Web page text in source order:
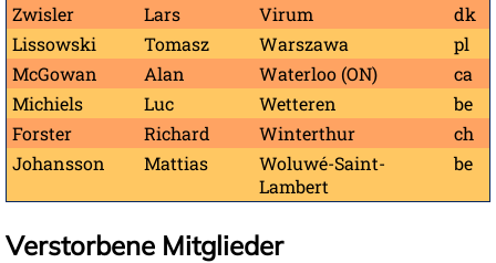
Zwisler
Lars Virum
dk
Lissowski
Tomasz Warszawa
pl
McGowan
Alan Waterloo (ON)
ca
Michiels
Luc Wetteren
be
Forster
Richard Winterthur
ch
Johansson
Mattias
Woluwé-Saint-
Lambert
be
Verstorbene Mitglieder